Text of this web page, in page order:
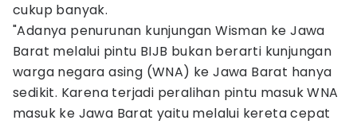
cukup banyak.
"Adanya penurunan kunjungan Wisman ke Jawa
Barat melalui pintu BIJB bukan berarti kunjungan
warga negara asing (WNA) ke Jawa Barat hanya
sedikit. Karena terjadi peralihan pintu masuk WNA
masuk ke Jawa Barat yaitu melalui kereta cepat